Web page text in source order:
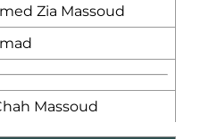
Zia Massoud